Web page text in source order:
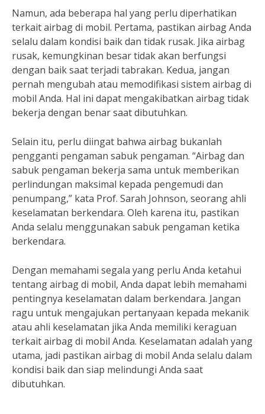
Namun, ada beberapa hal yang perlu diperhatikan
terkait airbag di mobil. Pertama, pastikan airbag Anda
selalu dalam kondisi baik dan tidak rusak. Jika airbag
rusak, kemungkinan besar tidak akan berfungsi
dengan baik saat terjadi tabrakan. Kedua, jangan
pernah mengubah atau memodifikasi sistem airbag di
mobil Anda. Hal ini dapat mengakibatkan airbag tidak
bekerja dengan benar saat dibutuhkan.
Selain itu, perlu diingat bahwa airbag bukanlah
pengganti pengaman sabuk pengaman. “Airbag dan
sabuk pengaman bekerja sama untuk memberikan
perlindungan maksimal kepada pengemudi dan
penumpang,” kata Prof. Sarah Johnson, seorang ahli
keselamatan berkendara. Oleh karena itu, pastikan
Anda selalu menggunakan sabuk pengaman ketika
berkendara.
Dengan memahami segala yang perlu Anda ketahui
tentang airbag di mobil, Anda dapat lebih memahami
pentingnya keselamatan dalam berkendara. Jangan
ragu untuk mengajukan pertanyaan kepada mekanik
atau ahli keselamatan jika Anda memiliki keraguan
terkait airbag di mobil Anda. Keselamatan adalah yang
utama, jadi pastikan airbag di mobil Anda selalu dalam
kondisi baik dan siap melindungi Anda saat
dibutuhkan.